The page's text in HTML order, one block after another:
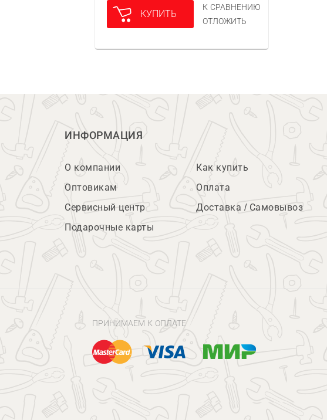
КУПИТЬ
К СРАВНЕНИЮ
ОТЛОЖИТЬ
ИНФОРМАЦИЯ
О компании
Оптовикам
Сервисный центр
Подарочные карты
Как купить
Оплата
Доставка / Самовывоз
ПРИНИМАЕМ К ОПЛАТЕ